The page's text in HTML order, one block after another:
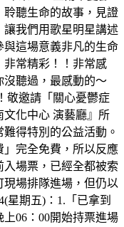
聽生命的故事，見證
我們用歌星明星講述
這場意義非凡的生命
非常精彩！！非常感
沒聽過，最感動的～
敬邀請「關心憂鬱症
化中心 演藝廳』所
得特別的公益活動。
」完全免費，所以反應
入場票，已經全都被索
場排隊進場，但仍以
期五)：1.「已拿到
06：00開始持票進場